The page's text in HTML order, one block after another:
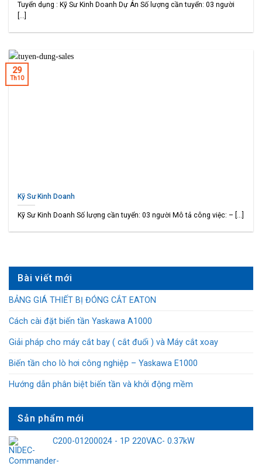
Tuyển dụng : Kỹ Sư Kinh Doanh Dự Án Số lượng cần tuyển: 03 người
[...]
Kỹ Sư Kinh Doanh
Kỹ Sư Kinh Doanh Số lượng cần tuyển: 03 người Mô tả công việc: – [...]
29
Th10
Bài viết mới
BẢNG GIÁ THIẾT BỊ ĐÓNG CẮT EATON
Cách cài đặt biến tần Yaskawa A1000
Giải pháp cho máy cắt bay ( cắt đuổi ) và Máy cắt xoay
Biến tần cho lò hơi công nghiệp – Yaskawa E1000
Hướng dẫn phân biệt biến tần và khởi động mềm
Sản phẩm mới
C200-01200024 - 1P 220VAC- 0.37kW